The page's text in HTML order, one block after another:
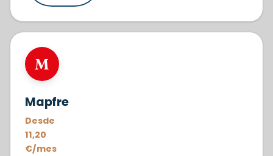
#2
M
Mapfre
Desde
11,20
€/mes